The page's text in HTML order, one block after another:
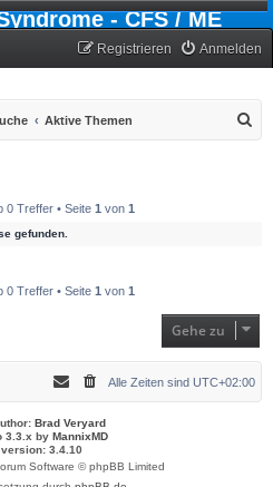
- CFS / ME
Anmelden
Registrieren
Aktive Themen
0 Treffer • Seite 1 von 1
gefunden.
0 Treffer • Seite 1 von 1
Gehe zu
Alle Zeiten sind UTC+02:00
Brad Veryard
3.3.x by MannixMD
3.4.10
Software © phpBB Limited